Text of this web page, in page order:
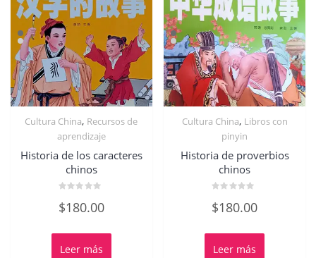
Cultura China, Recursos de
aprendizaje
Historia de los caracteres
chinos
con
0
5
$180.00
Leer más
Cultura China, Libros con
pinyin
Historia de proverbios
chinos
con
0
5
$180.00
Leer más